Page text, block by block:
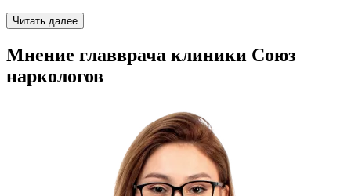
Читать далее
Мнение главврача клиники Союз
наркологов